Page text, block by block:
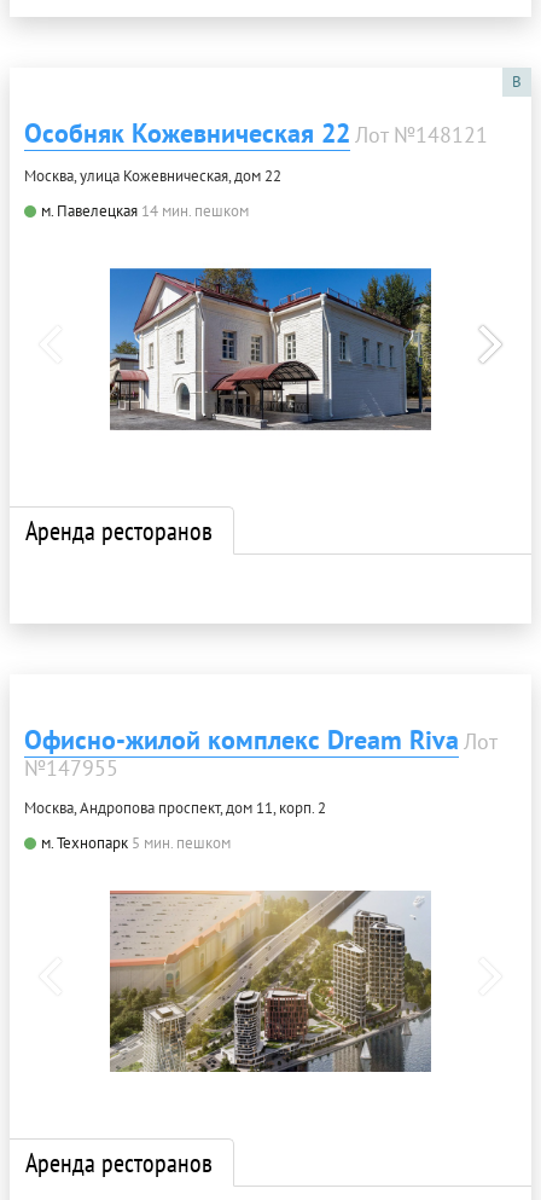
B
Особняк Кожевническая 22 Лот №148121
Москва, улица Кожевническая, дом 22
м. Павелецкая 14 мин. пешком
Аренда ресторанов
Офисно-жилой комплекс Dream Riva Лот
№147955
Москва, Андропова проспект, дом 11, корп. 2
м. Технопарк 5 мин. пешком
Аренда ресторанов